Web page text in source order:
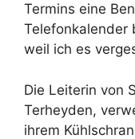
Termins eine
Telefonkalender
weil ich es
Die Leiterin von
Terheyden,
ihrem